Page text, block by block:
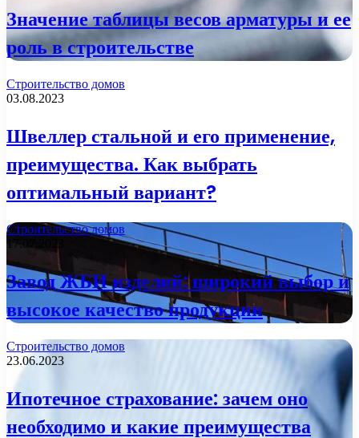
Значение таблицы весов арматуры и ее
роль в строительстве
Строительство домов
03.08.2023
Швеллер стальной и его применение,
преимущества. Как выбрать
оптимальный вариант?
Строительство домов
17.07.2023
Завод ЖБИ изделий: широкий выбор и
высокое качество продукции
Строительство домов
23.06.2023
Ипотечное страхование: зачем оно
необходимо и какие преимущества